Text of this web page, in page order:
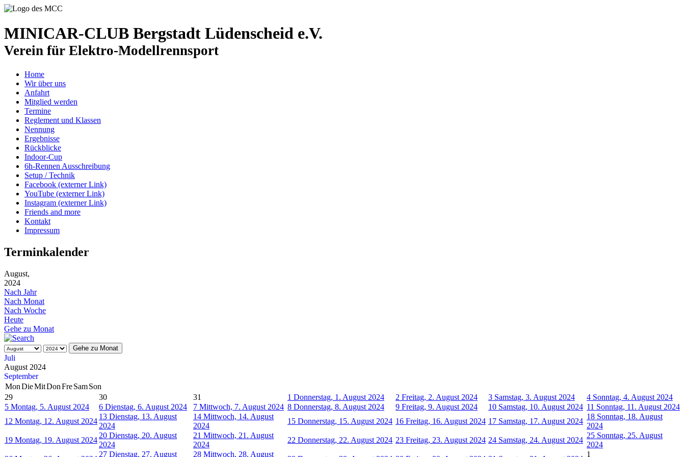
MINICAR-CLUB Bergstadt Lüdenscheid e.V.
Verein für Elektro-Modellrennsport
Home
Wir über uns
Anfahrt
Mitglied werden
Termine
Reglement und Klassen
Nennung
Ergebnisse
Rückblicke
Indoor-Cup
6h-Rennen Ausschreibung
Setup / Technik
Facebook (externer Link)
YouTube (externer Link)
Instagram (externer Link)
Friends and more
Kontakt
Impressum
Terminkalender
August,
2024
Nach Jahr
Nach Monat
Nach Woche
Heute
Gehe zu Monat
Gehe zu Monat
Juli
August 2024
September
MonDieMitDonFreSamSon
29
30 31 1 Donnerstag, 1. August 2024 2 Freitag, 2. August 2024 3 Samstag, 3. August 2024 4 Sonntag, 4. August 2024
5 Montag, 5. August 2024 6 Dienstag, 6. August 2024 7 Mittwoch, 7. August 2024 8 Donnerstag, 8. August 2024 9 Freitag, 9. August 2024 10 Samstag, 10. August 2024 11 Sonntag, 11. August 2024
12 Montag, 12. August 2024
13 Dienstag, 13. August
2024
14 Mittwoch, 14. August
2024
15 Donnerstag, 15. August 2024 16 Freitag, 16. August 2024 17 Samstag, 17. August 2024
18 Sonntag, 18. August
2024
19 Montag, 19. August 2024
20 Dienstag, 20. August
2024
21 Mittwoch, 21. August
2024
22 Donnerstag, 22. August 2024 23 Freitag, 23. August 2024 24 Samstag, 24. August 2024
25 Sonntag, 25. August
2024
27 Dienstag, 27. August 28 Mittwoch, 28. August 1